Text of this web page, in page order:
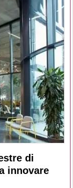
di
innovare